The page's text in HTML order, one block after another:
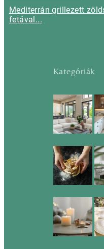
Mediterrán grillezett
fetával...
Kategóriák